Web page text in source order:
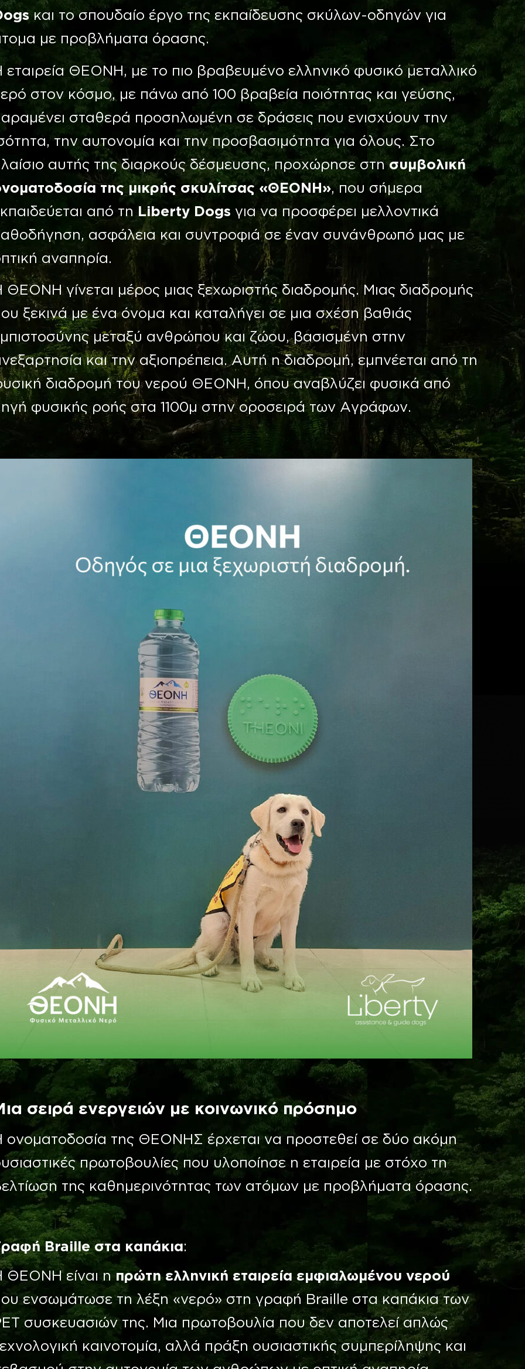
και το σπουδαίο έργο της εκπαίδευσης σκύλων-οδηγών για
με προβλήματα όρασης.
εταιρεία ΘΕΟΝΗ, με το πιο βραβευμένο ελληνικό φυσικό μεταλλικό
στον κόσμο, με πάνω από 100 βραβεία ποιότητας και γεύσης,
σταθερά προσηλωμένη σε δράσεις που ενισχύουν την
την αυτονομία και την προσβασιμότητα για όλους. Στο
αυτής της διαρκούς δέσμευσης, προχώρησε στησυμβολική
της μικρής σκυλίτσας «ΘΕΟΝΗ», που σήμερα
από τη Liberty Dogs για να προσφέρει μελλοντικά
ασφάλεια και συντροφιά σε έναν συνάνθρωπό μας με
αναπηρία.
ΘΕΟΝΗ γίνεται μέρος μιας ξεχωριστής διαδρομής. Μιας διαδρομής
ξεκινά με ένα όνομα και καταλήγει σε μια σχέση βαθιάς
μεταξύ ανθρώπου και ζώου, βασισμένη στην
και την αξιοπρέπεια. Αυτή η διαδρομή, εμπνέεται από τη
διαδρομή του νερού ΘΕΟΝΗ, όπου αναβλύζει φυσικά από
φυσικής ροής στα 1100μ στην οροσειρά των Αγράφων.
σειρά ενεργειών με κοινωνικό πρόσημο
ονοματοδοσία της ΘΕΟΝΗΣ έρχεται να προστεθεί σε δύο ακόμη
πρωτοβουλίες που υλοποίησε η εταιρεία με στόχο τη
της καθημερινότητας των ατόμων με προβλήματα όρασης.
Braille στα καπάκια:
ΘΕΟΝΗ είναι η πρώτη ελληνική εταιρεία εμφιαλωμένου νερού
ενσωμάτωσε τη λέξη «νερό» στη γραφή Braille στα καπάκια των
συσκευασιών της. Μια πρωτοβουλία που δεν αποτελεί απλώς
καινοτομία, αλλά πράξη ουσιαστικής συμπερίληψης και